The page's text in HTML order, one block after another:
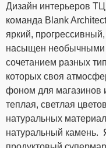
Дизайн интерьеров
команда Blank
яркий,
насыщен необычными
сочетанием разных
которых своя
фоном для магазинов
теплая, светлая
натуральных
натуральный камень.